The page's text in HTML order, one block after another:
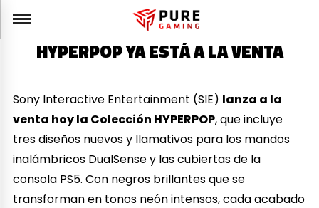
HYPERPOP YA ESTÁ A LA VENTA
Sony Interactive Entertainment (SIE) lanza a la
venta hoy la Colección HYPERPOP, que incluye
tres diseños nuevos y llamativos para los mandos
inalámbricos DualSense y las cubiertas de la
consola PS5. Con negros brillantes que se
transforman en tonos neón intensos, cada acabado